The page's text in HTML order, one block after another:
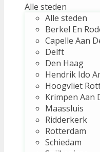
Alle steden
Alle steden
Berkel En
Capelle Aan
Delft
Den Haag
Hendrik Ido
Hoogvliet
Krimpen Aan
Maassluis
Ridderkerk
Rotterdam
Schiedam